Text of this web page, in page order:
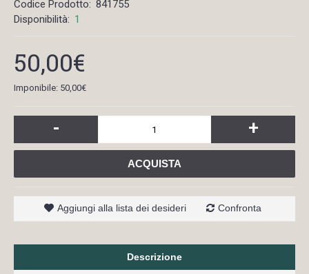
Codice Prodotto: 841755
Disponibilità: 1
50,00€
Imponibile: 50,00€
- +
ACQUISTA
Aggiungi alla lista dei desideri Confronta
Descrizione